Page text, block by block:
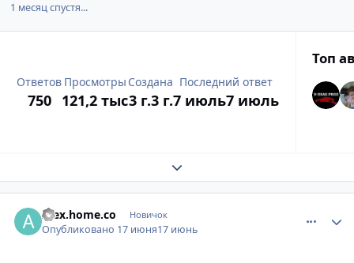
1 месяц спустя...
Ответов
750
Просмотры
121,2 тыс
Создана
3 г.3 г.
Последний ответ
7 июль7 июль
Топ
Expand topic overview
Alex.home.co Новичок
Опубликовано 17 июня17 июнь